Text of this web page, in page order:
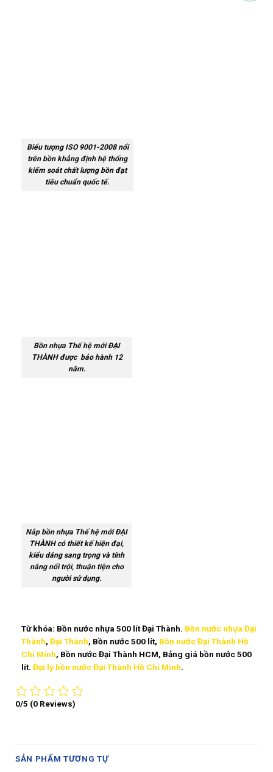
Biểu tượng ISO 9001-2008 nổi
trên bồn khẳng định hệ thống
kiểm soát chất lượng bồn đạt
tiêu chuẩn quốc tế.
Bồn nhựa Thế hệ mới ĐẠI
THÀNH được bảo hành 12
năm.
Nắp bồn nhựa Thế hệ mới ĐẠI
THÀNH có thiết kế hiện đại,
kiểu dáng sang trọng và tính
năng nổi trội, thuận tiện cho
người sử dụng.
Từ khóa: Bồn nước nhựa 500 lít Đại Thành. Bồn nước nhựa Đại
Thành, Đại Thành, Bồn nước 500 lít, Bồn nước Đại Thành Hồ
Chí Minh, Bồn nước Đại Thành HCM, Bảng giá bồn nước 500
lít. Đại lý bồn nước Đại Thành Hồ Chí Minh.
0/5 (0 Reviews)
SẢN PHẨM TƯƠNG TỰ